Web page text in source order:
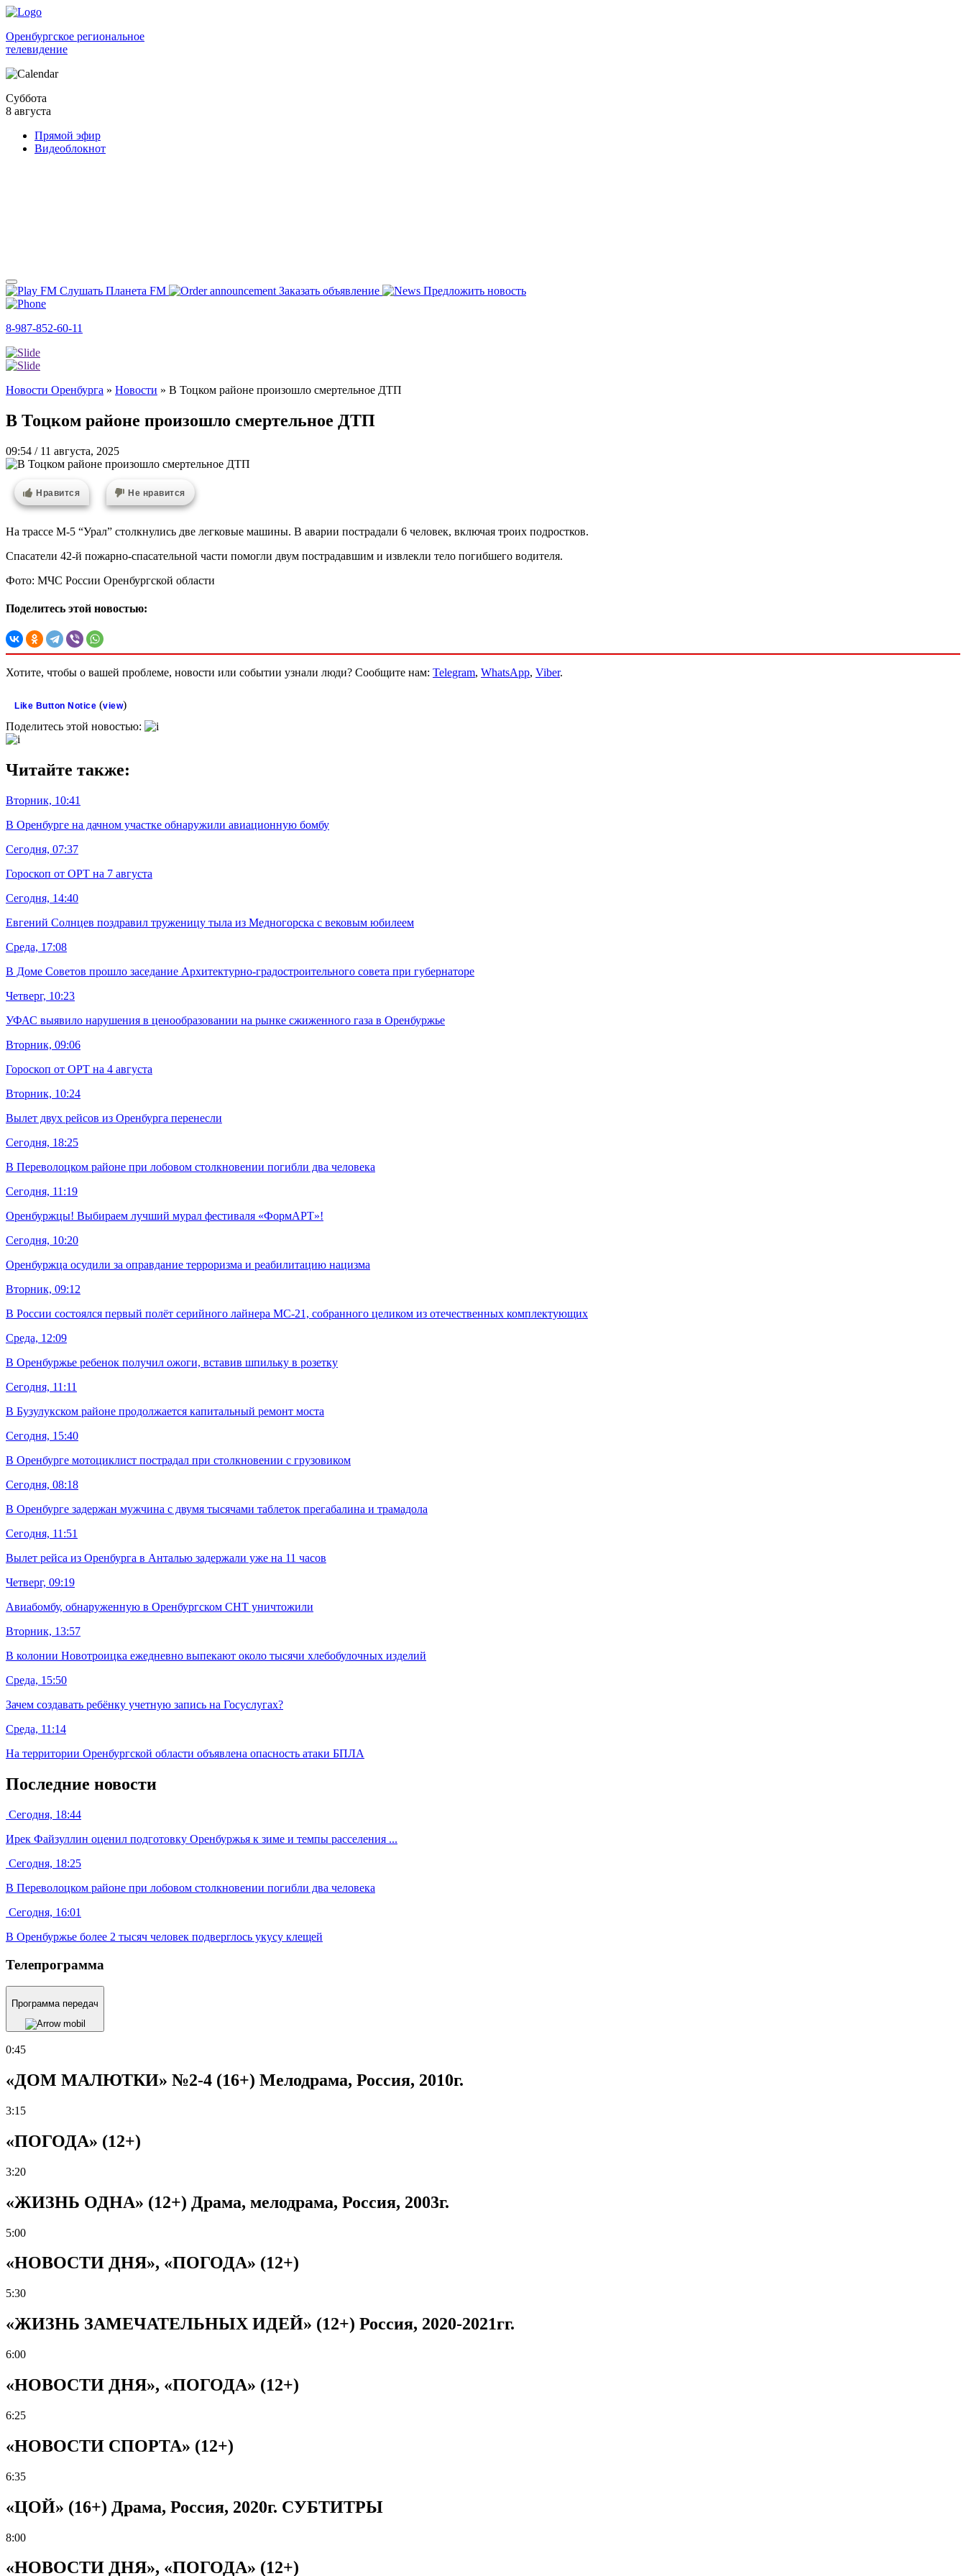
Оренбургское региональное
телевидение
Суббота
8 августа
Прямой эфир
Видеоблокнот
Слушать Планета FM Заказать объявление Предложить новость
8-987-852-60-11
Новости Оренбурга » Новости » В Тоцком районе произошло смертельное ДТП
В Тоцком районе произошло смертельное ДТП
09:54 / 11 августа, 2025
Нравится Не нравится
На трассе М-5 “Урал” столкнулись две легковые машины. В аварии пострадали 6 человек, включая троих подростков.
Спасатели 42-й пожарно-спасательной части помогли двум пострадавшим и извлекли тело погибшего водителя.
Фото: МЧС России Оренбургской области
Поделитесь этой новостью:
Хотите, чтобы о вашей проблеме, новости или событии узнали люди? Сообщите нам: Telegram, WhatsApp, Viber.
Like Button Notice (view)
Поделитесь этой новостью:
Читайте также:
Вторник, 10:41
В Оренбурге на дачном участке обнаружили авиационную бомбу
Сегодня, 07:37
Гороскоп от ОРТ на 7 августа
Сегодня, 14:40
Евгений Солнцев поздравил труженицу тыла из Медногорска с вековым юбилеем
Среда, 17:08
В Доме Советов прошло заседание Архитектурно-градостроительного совета при губернаторе
Четверг, 10:23
УФАС выявило нарушения в ценообразовании на рынке сжиженного газа в Оренбуржье
Вторник, 09:06
Гороскоп от ОРТ на 4 августа
Вторник, 10:24
Вылет двух рейсов из Оренбурга перенесли
Сегодня, 18:25
В Переволоцком районе при лобовом столкновении погибли два человека
Сегодня, 11:19
Оренбуржцы! Выбираем лучший мурал фестиваля «ФормАРТ»!
Сегодня, 10:20
Оренбуржца осудили за оправдание терроризма и реабилитацию нацизма
Вторник, 09:12
В России состоялся первый полёт серийного лайнера МС-21, собранного целиком из отечественных комплектующих
Среда, 12:09
В Оренбуржье ребенок получил ожоги, вставив шпильку в розетку
Сегодня, 11:11
В Бузулукском районе продолжается капитальный ремонт моста
Сегодня, 15:40
В Оренбурге мотоциклист пострадал при столкновении с грузовиком
Сегодня, 08:18
В Оренбурге задержан мужчина с двумя тысячами таблеток прегабалина и трамадола
Сегодня, 11:51
Вылет рейса из Оренбурга в Анталью задержали уже на 11 часов
Четверг, 09:19
Авиабомбу, обнаруженную в Оренбургском СНТ уничтожили
Вторник, 13:57
В колонии Новотроицка ежедневно выпекают около тысячи хлебобулочных изделий
Среда, 15:50
Зачем создавать ребёнку учетную запись на Госуслугах?
Среда, 11:14
На территории Оренбургской области объявлена опасность атаки БПЛА
Последние новости
Сегодня, 18:44
Ирек Файзуллин оценил подготовку Оренбуржья к зиме и темпы расселения ...
Сегодня, 18:25
В Переволоцком районе при лобовом столкновении погибли два человека
Сегодня, 16:01
В Оренбуржье более 2 тысяч человек подверглось укусу клещей
Телепрограмма
Программа передач
0:45
«ДОМ МАЛЮТКИ» №2-4 (16+) Мелодрама, Россия, 2010г.
3:15
«ПОГОДА» (12+)
3:20
«ЖИЗНЬ ОДНА» (12+) Драма, мелодрама, Россия, 2003г.
5:00
«НОВОСТИ ДНЯ», «ПОГОДА» (12+)
5:30
«ЖИЗНЬ ЗАМЕЧАТЕЛЬНЫХ ИДЕЙ» (12+) Россия, 2020-2021гг.
6:00
«НОВОСТИ ДНЯ», «ПОГОДА» (12+)
6:25
«НОВОСТИ СПОРТА» (12+)
6:35
«ЦОЙ» (16+) Драма, Россия, 2020г. СУБТИТРЫ
8:00
«НОВОСТИ ДНЯ», «ПОГОДА» (12+)